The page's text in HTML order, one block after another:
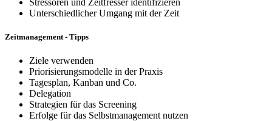
Unterschiedlicher Umgang mit der Zeit
Zeitmanagement - Tipps
Ziele verwenden
Priorisierungsmodelle in der Praxis
Tagesplan, Kanban und Co.
Delegation
Strategien für das Screening
Erfolge für das Selbstmanagement nutzen